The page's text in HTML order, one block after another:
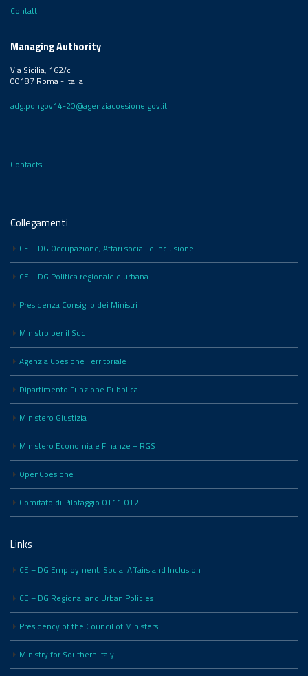
Contatti
Managing Authority
Via Sicilia, 162/c
00187 Roma - Italia
adg.pongov14-20@agenziacoesione.gov.it
Contacts
Collegamenti
CE – DG Occupazione, Affari sociali e Inclusione
CE – DG Politica regionale e urbana
Presidenza Consiglio dei Ministri
Ministro per il Sud
Agenzia Coesione Territoriale
Dipartimento Funzione Pubblica
Ministero Giustizia
Ministero Economia e Finanze – RGS
OpenCoesione
Comitato di Pilotaggio OT11 OT2
Links
CE – DG Employment, Social Affairs and Inclusion
CE – DG Regional and Urban Policies
Presidency of the Council of Ministers
Ministry for Southern Italy